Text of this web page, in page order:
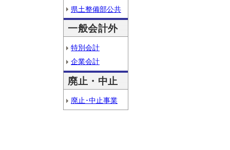
県土整備部公共
一般会計外
特別会計
企業会計
廃止・中止
廃止･中止事業